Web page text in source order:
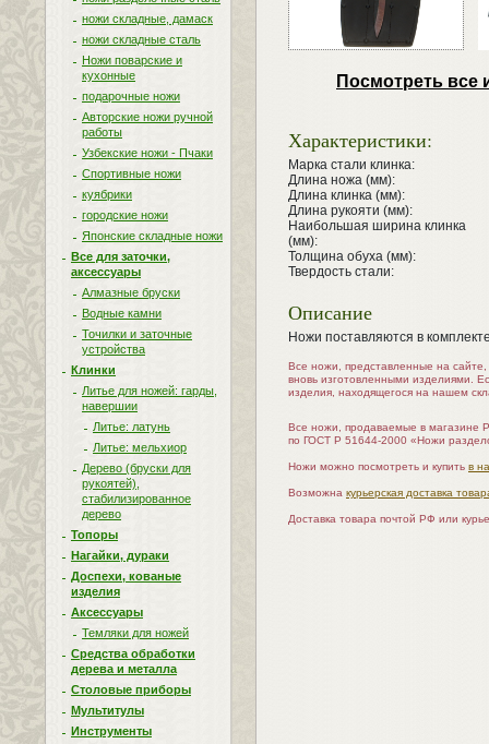
ножи складные, дамаск
ножи складные сталь
Ножи поварские и
кухонные
подарочные ножи
Авторские ножи ручной
работы
Узбекские ножи - Пчаки
Спортивные ножи
куябрики
городские ножи
Японские складные ножи
Все для заточки,
аксессуары
Алмазные бруски
Водные камни
Точилки и заточные
устройства
Клинки
Литье для ножей: гарды,
навершии
Литье: латунь
Литье: мельхиор
Дерево (бруски для
рукоятей),
стабилизированное
дерево
Топоры
Нагайки, дураки
Доспехи, кованые
изделия
Аксессуары
Темляки для ножей
Средства обработки
дерева и металла
Столовые приборы
Мультитулы
Инструменты
Посмотреть все
Характеристики:
Марка стали клинка:
Длина ножа (мм):
Длина клинка (мм):
Длина рукояти (мм):
Наибольшая ширина клинка
(мм):
Толщина обуха (мм):
Твердость стали:
Описание
Ножи поставляются в
Все ножи, представленные на
вновь изготовленными изделиями.
изделия, находящегося на нашем
Все ножи, продаваемые в магазине
по ГОСТ Р 51644-2000 «Ножи
Ножи можно посмотреть и купить в
Возможна курьерская доставка
Доставка товара почтой РФ или